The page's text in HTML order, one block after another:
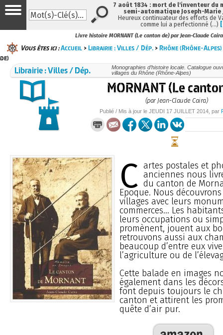
Livre histoire MORNANT (Le canton de) par Jean-Claude Caira
Vous êtes ici :Accueil >Librairie : Villes / Dép. >Rhône (Rhône-Alpes)
de)
Librairie : Villes / Dép.
Monographies d’histoire locale. Catalogue
villages du Rhône (Rhône-Alpes)
MORNANT (Le
(par Jean-Claude Caira)
Publié / Mis à jour le JEUDI 17 JUILLET 2014 , par
C artes postales et
anciennes nous
du canton de
Epoque. Nous
villages avec leurs
commerces... Les
leurs occupations ou
promènent, jouent aux
retrouvons aussi aux
beaucoup d’entre eux
l’agriculture ou de
Cette balade en images
également dans les
font depuis toujours le
canton et attirent les
quête d’air pur.
7 août 1834 : mort de l'inventeur du
semi-automatique Joseph-Marie
Heureux continuateur des efforts de
comme lui a perfectionné (…)